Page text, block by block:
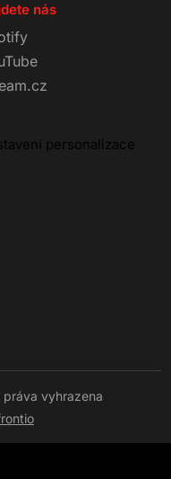
nás
personalizace
vyhrazena